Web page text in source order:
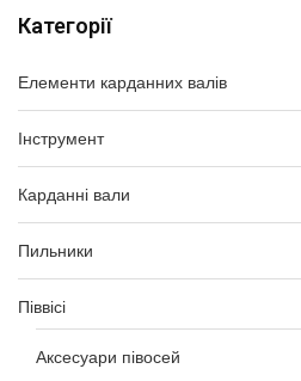
Категорії
Елементи карданних валів
Інструмент
Карданні вали
Пильники
Піввісі
Аксесуари півосей